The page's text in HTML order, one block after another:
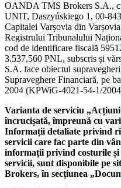
OANDA TMS Brokers S.A.,
UNIT, Daszyńskiego 1, 00-
Capitalei Varșovia din
Registrului Tribunalului
cod de identificare fiscală
3.537,560 PNL, subscris și
S.A. face obiectul
Supraveghere Financiară, pe
2004 (KPWiG-4021-54-1/
Varianta de serviciu
încrucișată, împreună cu
Informații detaliate privind
servicii care fac parte din
informații privind costurile și
servicii, sunt disponibile pe
Brokers, în secțiunea